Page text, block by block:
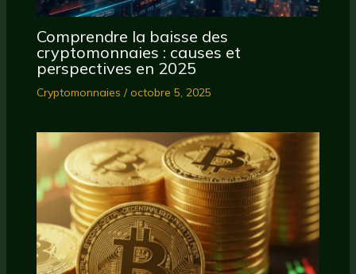
Comprendre la baisse des
cryptomonnaies : causes et
perspectives en 2025
Cryptomonnaies /octobre 5, 2025